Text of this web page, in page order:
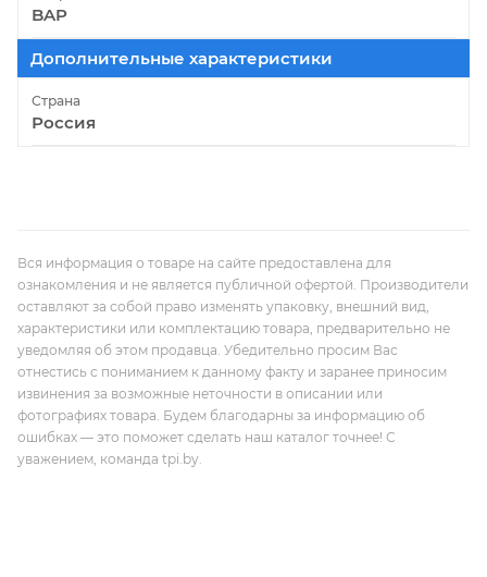
BAP
Дополнительные характеристики
Страна
Россия
Вся информация о товаре на сайте предоставлена для
ознакомления и не является публичной офертой. Производители
оставляют за собой право изменять упаковку, внешний вид,
характеристики или комплектацию товара, предварительно не
уведомляя об этом продавца. Убедительно просим Вас
отнестись с пониманием к данному факту и заранее приносим
извинения за возможные неточности в описании или
фотографиях товара. Будем благодарны за информацию об
ошибках — это поможет сделать наш каталог точнее! С
уважением, команда tpi.by.